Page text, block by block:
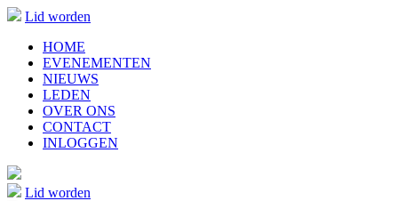
Lid worden
HOME
EVENEMENTEN
NIEUWS
LEDEN
OVER ONS
CONTACT
INLOGGEN
Lid worden